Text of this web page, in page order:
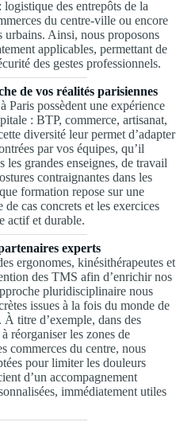
des entrepôts de la
du centre-ville ou encore
urbains. Ainsi, nous proposons
applicables, permettant de
des gestes professionnels.
de vos réalités parisiennes
possèdent une expérience
: BTP, commerce, artisanat,
diversité leur permet d’adapter
par vos équipes, qu’il
les grandes enseignes, de travail
contraignantes dans les
formation repose sur une
cas concrets et les exercices
actif et durable.
experts
ergonomes, kinésithérapeutes et
des TMS afin d’enrichir nos
pluridisciplinaire nous
issues à la fois du monde de
titre d’exemple, dans des
réorganiser les zones de
commerces du centre, nous
pour limiter les douleurs
d’un accompagnement
immédiatement utiles